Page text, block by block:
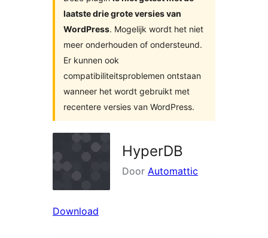
laatste drie grote versies van
WordPress. Mogelijk wordt het niet
meer onderhouden of ondersteund.
Er kunnen ook
compatibiliteitsproblemen ontstaan
wanneer het wordt gebruikt met
recentere versies van WordPress.
HyperDB
Door Automattic
Download